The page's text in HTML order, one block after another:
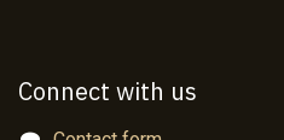
Connect with us